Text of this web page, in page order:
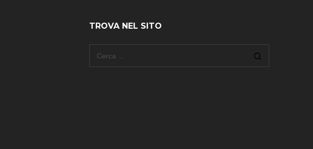
TROVA NEL SITO